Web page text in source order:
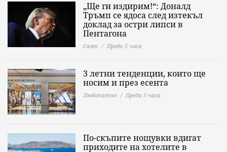
„Ще ги издирим!“: Доналд
Тръмп се ядоса след изтекъл
доклад за остри липси в
Пентагона
Свят Преди 5 часа
3 летни тенденции, които ще
носим и през есента
Любопитно Преди 5 часа
По-скъпите нощувки вдигат
приходите на хотелите в